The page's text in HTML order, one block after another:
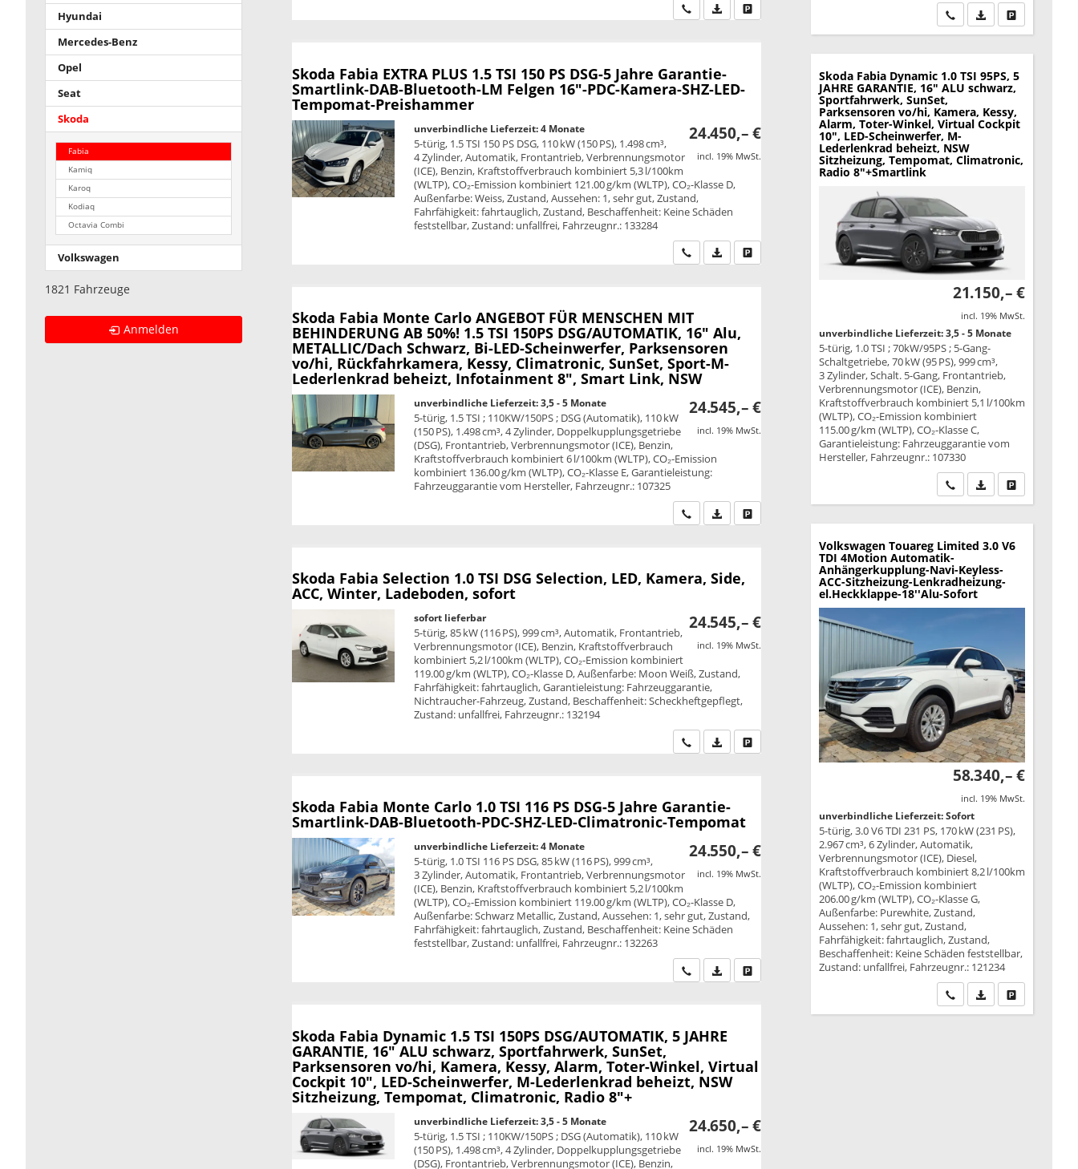
Wir rufen Sie anPDF-Datei, Fahrzeugexposé drucken
Skoda Fabia EXTRA PLUS 1.5 TSI 150 PS DSG-5 Jahre Garantie-
Smartlink-DAB-Bluetooth-LM Felgen 16"-PDC-Kamera-SHZ-LED-
Tempomat-Preishammer
24.450,– €
incl. 19% MwSt.
unverbindliche Lieferzeit:4 Monate
5-türig, 1.5 TSI 150 PS DSG, 110 kW (150 PS), 1.498 cm³,
4 Zylinder, Automatik, Frontantrieb, Verbrennungsmotor
(ICE), Benzin, Kraftstoffverbrauch kombiniert 5,3 l/100km
(WLTP), CO₂-Emission kombiniert 121.00 g/km (WLTP), CO₂-Klasse D,
Außenfarbe: Weiss, Zustand, Aussehen: 1, sehr gut, Zustand,
Fahrfähigkeit: fahrtauglich, Zustand, Beschaffenheit: Keine Schäden
feststellbar, Zustand: unfallfrei, Fahrzeugnr.: 133284
Wir rufen Sie anPDF-Datei, Fahrzeugexposé drucken
Drucken, parken oder vergleichen
Skoda Fabia Monte Carlo ANGEBOT FÜR MENSCHEN MIT
BEHINDERUNG AB 50%! 1.5 TSI 150PS DSG/AUTOMATIK, 16" Alu,
METALLIC/Dach Schwarz, Bi-LED-Scheinwerfer, Parksensoren
vo/hi, Rückfahrkamera, Kessy, Climatronic, SunSet, Sport-M-
Lederlenkrad beheizt, Infotainment 8", Smart Link, NSW
24.545,– €
incl. 19% MwSt.
unverbindliche Lieferzeit: 3,5 - 5 Monate
5-türig, 1.5 TSI ; 110KW/150PS ; DSG (Automatik), 110 kW
(150 PS), 1.498 cm³, 4 Zylinder, Doppelkupplungsgetriebe
(DSG), Frontantrieb, Verbrennungsmotor (ICE), Benzin,
Kraftstoffverbrauch kombiniert 6 l/100km (WLTP), CO₂-Emission
kombiniert 136.00 g/km (WLTP), CO₂-Klasse E, Garantieleistung:
Fahrzeuggarantie vom Hersteller, Fahrzeugnr.: 107325
Wir rufen Sie anPDF-Datei, Fahrzeugexposé drucken
Skoda Fabia Selection 1.0 TSI DSG Selection, LED, Kamera, Side,
ACC, Winter, Ladeboden, sofort
24.545,– €
incl. 19% MwSt.
sofort lieferbar
5-türig, 85 kW (116 PS), 999 cm³, Automatik, Frontantrieb,
Verbrennungsmotor (ICE), Benzin, Kraftstoffverbrauch
kombiniert 5,2 l/100km (WLTP), CO₂-Emission kombiniert
119.00 g/km (WLTP), CO₂-Klasse D, Außenfarbe: Moon Weiß, Zustand,
Fahrfähigkeit: fahrtauglich, Garantieleistung: Fahrzeuggarantie,
Nichtraucher-Fahrzeug, Zustand, Beschaffenheit: Scheckheftgepflegt,
Zustand: unfallfrei, Fahrzeugnr.: 132194
Wir rufen Sie anPDF-Datei, Fahrzeugexposé drucken
Drucken, parken oder vergleichen
Skoda Fabia Monte Carlo 1.0 TSI 116 PS DSG-5 Jahre Garantie-
Smartlink-DAB-Bluetooth-PDC-SHZ-LED-Climatronic-Tempomat
24.550,– €
incl. 19% MwSt.
unverbindliche Lieferzeit:4 Monate
5-türig, 1.0 TSI 116 PS DSG, 85 kW (116 PS), 999 cm³,
3 Zylinder, Automatik, Frontantrieb, Verbrennungsmotor
(ICE), Benzin, Kraftstoffverbrauch kombiniert 5,2 l/100km
(WLTP), CO₂-Emission kombiniert 119.00 g/km (WLTP), CO₂-Klasse D,
Außenfarbe: Schwarz Metallic, Zustand, Aussehen: 1, sehr gut, Zustand,
Fahrfähigkeit: fahrtauglich, Zustand, Beschaffenheit: Keine Schäden
feststellbar, Zustand: unfallfrei, Fahrzeugnr.: 132263
Wir rufen Sie anPDF-Datei, Fahrzeugexposé drucken
Drucken, parken oder vergleichen
Skoda Fabia Dynamic 1.5 TSI 150PS DSG/AUTOMATIK, 5 JAHRE
GARANTIE, 16" ALU schwarz, Sportfahrwerk, SunSet,
Parksensoren vo/hi, Kamera, Kessy, Alarm, Toter-Winkel, Virtual
Cockpit 10", LED-Scheinwerfer, M-Lederlenkrad beheizt, NSW
Sitzheizung, Tempomat, Climatronic, Radio 8"+
24.650,– €
incl. 19% MwSt.
unverbindliche Lieferzeit: 3,5 - 5 Monate
5-türig, 1.5 TSI ; 110KW/150PS ; DSG (Automatik), 110 kW
(150 PS), 1.498 cm³, 4 Zylinder, Doppelkupplungsgetriebe
(DSG), Frontantrieb, Verbrennungsmotor (ICE), Benzin,
Hyundai
Mercedes-Benz
Opel
Seat
Skoda
Fabia
Kamiq
Karoq
Kodiaq
Octavia Combi
Volkswagen
1821 Fahrzeuge
Anmelden
Wir rufen Sie an
PDF-Datei,Drucken,
Skoda Fabia Dynamic 1.0 TSI 95PS, 5
JAHRE GARANTIE, 16" ALU schwarz,
Sportfahrwerk, SunSet,
Parksensoren vo/hi, Kamera, Kessy,
Alarm, Toter-Winkel, Virtual Cockpit
10", LED-Scheinwerfer, M-
Lederlenkrad beheizt, NSW
Sitzheizung, Tempomat, Climatronic,
Radio 8"+Smartlink
21.150,– €
incl. 19% MwSt.
unverbindliche Lieferzeit: 3,5 - 5 Monate
5-türig, 1.0 TSI ; 70kW/95PS ; 5-Gang-
Schaltgetriebe, 70 kW (95 PS), 999 cm³,
3 Zylinder, Schalt. 5-Gang, Frontantrieb,
Verbrennungsmotor (ICE), Benzin,
Kraftstoffverbrauch kombiniert 5,1 l/100km
(WLTP), CO₂-Emission kombiniert
115.00 g/km (WLTP), CO₂-Klasse C,
Garantieleistung: Fahrzeuggarantie vom
Hersteller, Fahrzeugnr.: 107330
Wir rufen Sie an
PDF-Datei,Drucken,
Volkswagen Touareg Limited 3.0 V6
TDI 4Motion Automatik-
Anhängerkupplung-Navi-Keyless-
ACC-Sitzheizung-Lenkradheizung-
el.Heckklappe-18''Alu-Sofort
58.340,– €
incl. 19% MwSt.
unverbindliche Lieferzeit: Sofort
5-türig, 3.0 V6 TDI 231 PS, 170 kW (231 PS),
2.967 cm³, 6 Zylinder, Automatik,
Verbrennungsmotor (ICE), Diesel,
Kraftstoffverbrauch kombiniert 8,2 l/100km
(WLTP), CO₂-Emission kombiniert
206.00 g/km (WLTP), CO₂-Klasse G,
Außenfarbe: Purewhite, Zustand,
Aussehen: 1, sehr gut, Zustand,
Fahrfähigkeit: fahrtauglich, Zustand,
Beschaffenheit: Keine Schäden feststellbar,
Zustand: unfallfrei, Fahrzeugnr.: 121234
Wir rufen Sie an
PDF-Datei,Drucken,